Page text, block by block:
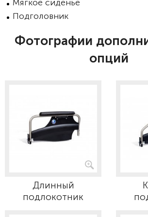
Мягкое сиденье
Подголовник
Фотографии
опций
Длинный
подлокотник